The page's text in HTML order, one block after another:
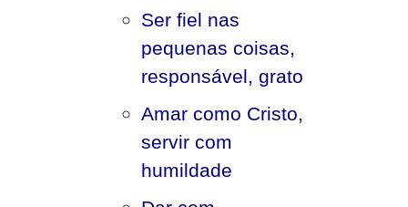
Ser fiel nas
pequenas coisas,
responsável, grato
Amar como Cristo,
servir com
humildade